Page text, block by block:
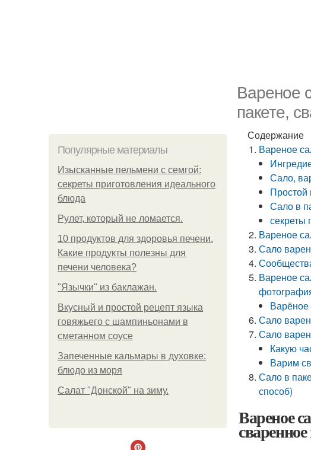
Вареное
пакете,
Популярные материалы
Изысканные пельмени с семгой:
секреты приготовления идеального
блюда
Рулет, который не ломается.
10 продуктов для здоровья печени.
Какие продукты полезны для
печени человека?
"Язычки" из баклажан.
Вкусный и простой рецепт языка
говяжьего с шампиньонами в
сметанном соусе
Запеченные кальмары в духовке:
блюдо из моря
Салат "Донской" на зиму.
Содержание
Вареное
Сало,
Сало в
секреты
Вареное
Сало
Вареное
Варёное
Сало
Сало
Какую
Варим
Сало в
способ)
Вареное